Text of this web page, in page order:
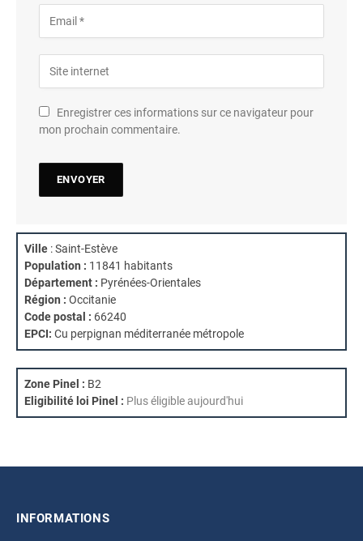
Enregistrer ces informations sur ce navigateur pour
mon prochain commentaire.
Ville : Saint-Estève
Population : 11841 habitants
Département : Pyrénées-Orientales
Région : Occitanie
Code postal : 66240
EPCI: Cu perpignan méditerranée métropole
Zone Pinel : B2
Eligibilité loi Pinel : Plus éligible aujourd'hui
INFORMATIONS